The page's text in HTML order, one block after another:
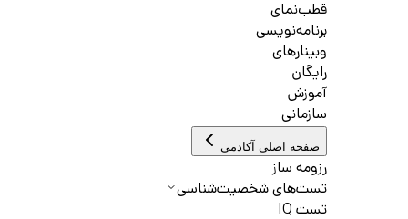
قطب‌نمای
برنامه‌نویسی
وبینارهای
رایگان
آموزش
سازمانی
صفحه اصلی آکادمی
رزومه ساز
تست‌های شخصیت‌شناسی
تست IQ